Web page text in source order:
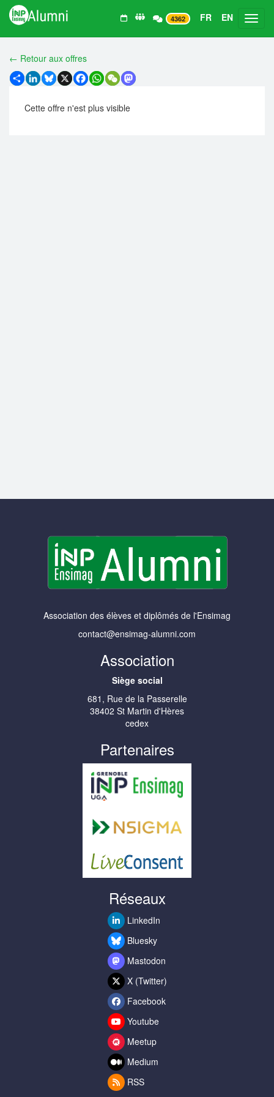
4362 FR EN
← Retour aux offres
ShareLinkedIn
Bluesky
X Facebook
WhatsApp
WeChatMastodon
Cette offre n'est plus visible
Association des élèves et diplômés de l'Ensimag
contact@ensimag-alumni.com
Association
Siège social
681, Rue de la Passerelle
38402 St Martin d'Hères
cedex
Partenaires
Réseaux
LinkedIn
Bluesky
Mastodon
X (Twitter)
Facebook
Youtube
Meetup
Medium
RSS